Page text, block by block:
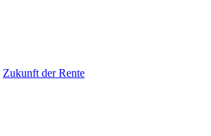
Zukunft der Rente